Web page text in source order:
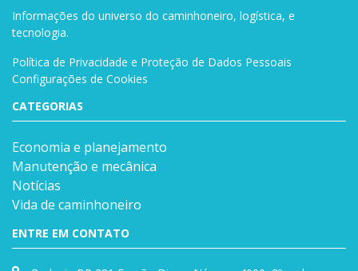
Informações do universo do caminhoneiro, logística, e
tecnologia.
Política de Privacidade e Proteção de Dados Pessoais
Configurações de Cookies
CATEGORIAS
Economia e planejamento
Manutenção e mecânica
Notícias
Vida de caminhoneiro
ENTRE EM CONTATO